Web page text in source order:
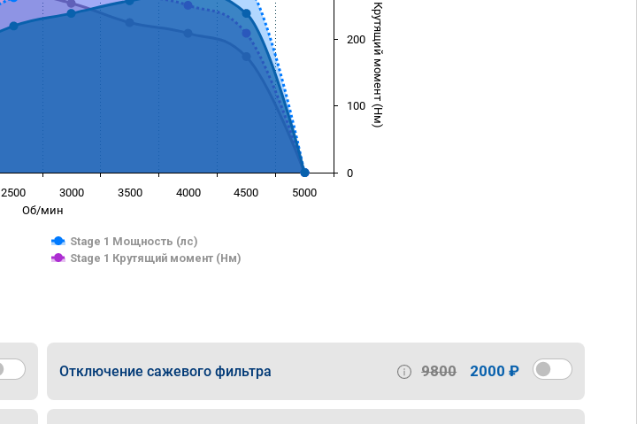
Об/мин
Крутящий момент (Нм)
Stage 1 Мощность (лс)
Stage 1 Крутящий момент (Нм)
2500 3000 3500 4000 4500 5000
0
100
200
Отключение сажевого фильтра 9800 2000 ₽